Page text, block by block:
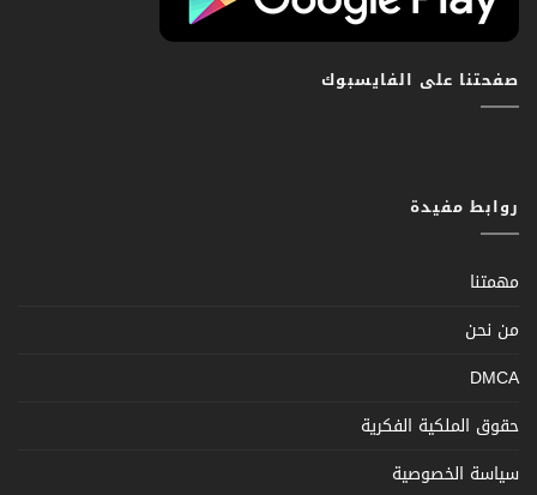
صفحتنا على الفايسبوك
روابط مفيدة
مهمتنا
من نحن
DMCA
حقوق الملكية الفكرية
سياسة الخصوصية